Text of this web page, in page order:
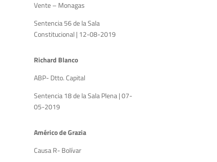
Vente – Monagas
Sentencia 56 de la Sala
Constitucional | 12-08-2019
Richard Blanco
ABP- Dtto. Capital
Sentencia 18 de la Sala Plena | 07-
05-2019
Américo de Grazia
Causa R- Bolívar